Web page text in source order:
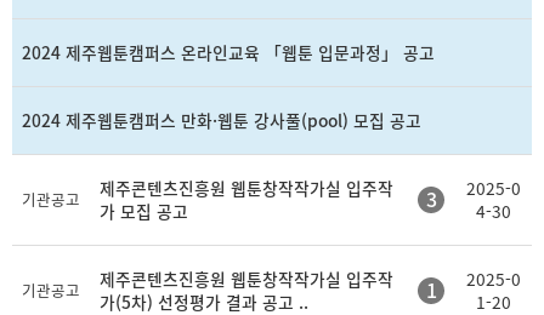
2024 제주웹툰캠퍼스 온라인교육 「웹툰 입문과정」 공고
2024 제주웹툰캠퍼스 만화·웹툰 강사풀(pool) 모집 공고
기관공고
제주콘텐츠진흥원 웹툰창작작가실 입주작
가 모집 공고
3
2025-0
4-30
기관공고
제주콘텐츠진흥원 웹툰창작작가실 입주작
가(5차) 선정평가 결과 공고 ..
1
2025-0
1-20